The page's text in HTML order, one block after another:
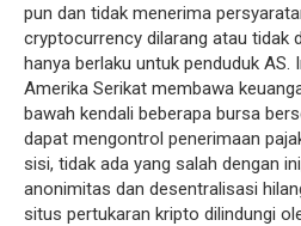
pun dan tidak menerima
cryptocurrency dilarang atau tidak
hanya berlaku untuk penduduk AS.
Amerika Serikat membawa
bawah kendali beberapa bursa
dapat mengontrol penerimaan
sisi, tidak ada yang salah dengan
anonimitas dan desentralisasi
situs pertukaran kripto dilindungi